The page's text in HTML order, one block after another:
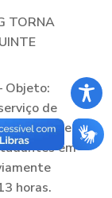
TORNA
Objeto:
de
46 lugares,
em
horas.